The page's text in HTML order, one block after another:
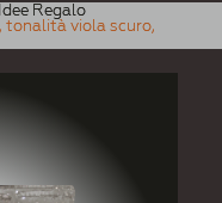
Regalo
tonalità viola scuro,